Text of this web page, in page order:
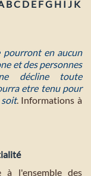
BC D E FG H I J K
pourront en aucun
et des personnes
décline toute
etre tenu pour
soit. Informations à
à l'ensemble des